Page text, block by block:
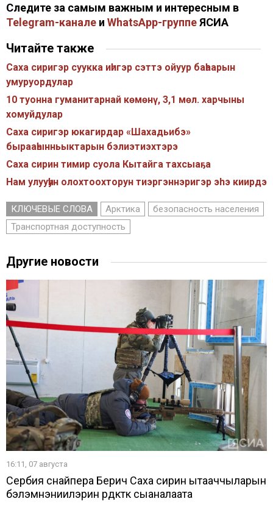
Следите за самым важным и интересным в
Telegram-канале и WhatsApp-группеЯСИА
Читайте также
Саха сиригэр суукка иһигэр сэттэ ойуур баһаарын
умуруордулар
10 туонна гуманитарнай көмөнү, 3,1 мөл. харчыны
хомуйдулар
Саха сиригэр юкагирдар «Шахадьибэ»
бырааһынньыктарын бэлиэтиэхтэрэ
Саха сирин тимир суола Кытайга тахсыаҕа
Нам улууһун олохтоохторун тиэргэннэригэр эhэ киирдэ
КЛЮЧЕВЫЕ СЛОВА Арктика
безопасность населения
Транспортная доступность
Другие новости
16:11, 07 августа
Сербия снайпера Берич Саха сирин ытааччыларын
бэлэмнэниилэрин үрдүктүк сыаналаата